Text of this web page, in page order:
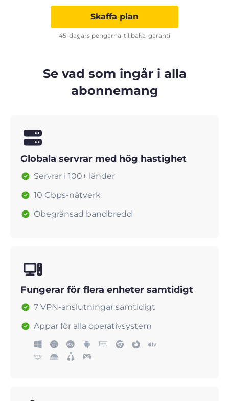
Skaffa plan
45-dagars pengarna-tillbaka-garanti
Se vad som ingår i alla
abonnemang
Globala servrar med hög hastighet
Servrar i 100+ länder
10 Gbps-nätverk
Obegränsad bandbredd
Fungerar för flera enheter samtidigt
7 VPN-anslutningar samtidigt
Appar för alla operativsystem